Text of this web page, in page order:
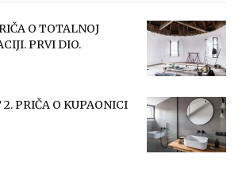
O TOTALNOJ
PRVI DIO.
PRIČA O KUPAONICI